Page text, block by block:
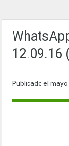
12.09.16
Publicado el mayo